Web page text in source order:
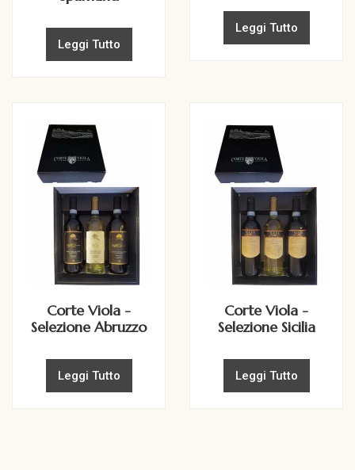
Leggi Tutto
Leggi Tutto
Corte Viola -
Selezione Abruzzo
Leggi Tutto
Corte Viola -
Selezione Sicilia
Leggi Tutto